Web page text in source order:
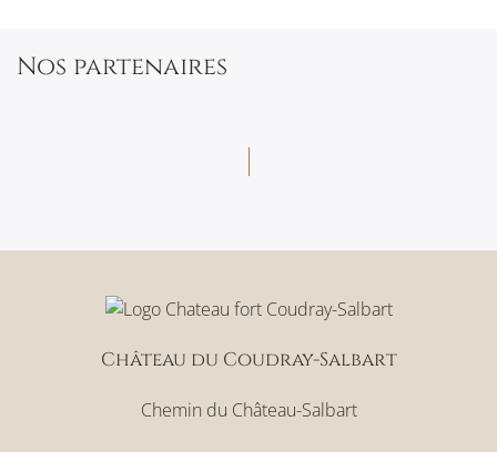
Nos partenaires
Château du Coudray-Salbart
Chemin du Château-Salbart